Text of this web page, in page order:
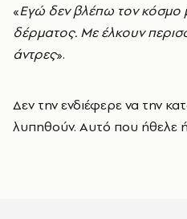
«Εγώ δεν βλέπω τον
δέρματος. Με έλκουν
άντρες».
Δεν την ενδιέφερε να την
λυπηθούν. Αυτό που ήθελε